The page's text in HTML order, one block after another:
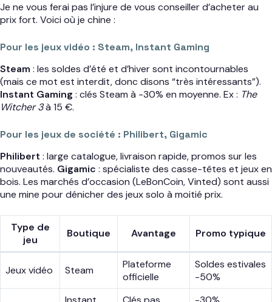
Je ne vous ferai pas l’injure de vous conseiller d’acheter au
prix fort. Voici où je chine :
Pour les jeux vidéo : Steam, Instant Gaming
Steam : les soldes d’été et d’hiver sont incontournables
(mais ce mot est interdit, donc disons “très intéressants”).
Instant Gaming : clés Steam à -30% en moyenne. Ex : The
Witcher 3à 15 €.
Pour les jeux de société : Philibert, Gigamic
Philibert : large catalogue, livraison rapide, promos sur les
nouveautés. Gigamic : spécialiste des casse-têtes et jeux en
bois. Les marchés d’occasion (LeBonCoin, Vinted) sont aussi
une mine pour dénicher des jeux solo à moitié prix.
Type de
jeu
Boutique Avantage Promo typique
Jeux vidéo Steam
Plateforme
officielle
Soldes estivales
-50%